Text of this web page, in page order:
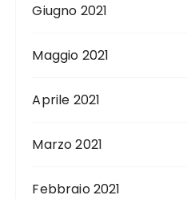
Giugno 2021
Maggio 2021
Aprile 2021
Marzo 2021
Febbraio 2021